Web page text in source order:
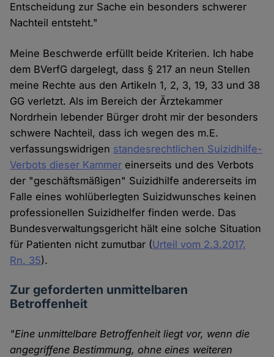
Entscheidung zur Sache ein besonders schwerer
Nachteil entsteht."
Meine Beschwerde erfüllt beide Kriterien. Ich habe
dem BVerfG dargelegt, dass § 217 an neun Stellen
meine Rechte aus den Artikeln 1, 2, 3, 19, 33 und 38
GG verletzt. Als im Bereich der Ärztekammer
Nordrhein lebender Bürger droht mir der besonders
schwere Nachteil, dass ich wegen des m.E.
verfassungswidrigen standesrechtlichen Suizidhilfe-
Verbots dieser Kammer einerseits und des Verbots
der "geschäftsmäßigen" Suizidhilfe andererseits im
Falle eines wohlüberlegten Suizidwunsches keinen
professionellen Suizidhelfer finden werde. Das
Bundesverwaltungsgericht hält eine solche Situation
für Patienten nicht zumutbar (Urteil vom 2.3.2017,
Rn. 35).
Zur geforderten unmittelbaren
Betroffenheit
"Eine unmittelbare Betroffenheit liegt vor, wenn die
angegriffene Bestimmung, ohne eines weiteren